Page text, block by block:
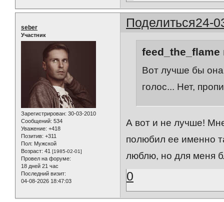
Поделиться24-
seber
Участник
Зарегистрирован: 30-03-2010
Сообщений: 534
Уважение: +418
Позитив: +311
Пол: Мужской
Возраст: 41 [1985-02-01]
Провел на форуме:
18 дней 21 час
Последний визит:
04-08-2026 18:47:03
feed_the_flame
Вот лучше бы
голос... Нет,
А вот и не лучше!
полюбил ее именно
люблю, но для меня
0